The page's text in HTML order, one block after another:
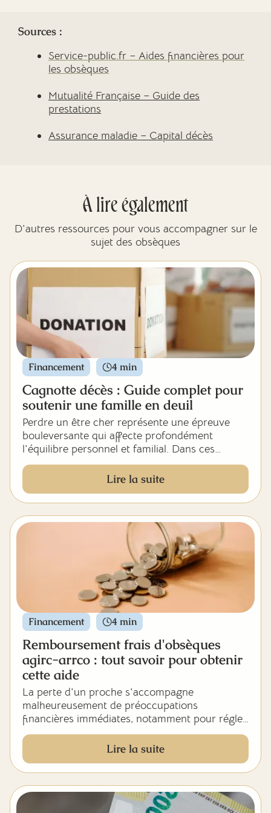
Sources :
Service-public.fr – Aides financières pour
les obsèques
Mutualité Française – Guide des
prestations
Assurance maladie – Capital décès
À lire également
D'autres ressources pour vous accompagner sur le
sujet des obsèques
Financement 4 min
Cagnotte décès : Guide complet pour
soutenir une famille en deuil
Perdre un être cher représente une épreuve
bouleversante qui affecte profondément
l'équilibre personnel et familial. Dans ces
moments difficiles, la cagnotte décès s'est
imposée comme une solution moderne
permettant d'apporter un soutien concret aux
proches endeuillés. Entre volonté de manifester
sa sympathie et interrogations pratiques sur les
usages appropriés, nombreuses sont les
personnes qui s'interrogent sur la meilleure
façon de participer à cette forme de solidarité
contemporaine. Ce guide exhaustif vous
accompagne dans toutes les dimensions de
cette démarche délicate.
Lire la suite
Financement 4 min
Remboursement frais d'obsèques
agirc-arrco : tout savoir pour obtenir
cette aide
La perte d'un proche s'accompagne
malheureusement de préoccupations
financières immédiates, notamment pour régler
les frais funéraires qui représentent une charge
considérable pour les familles endeuillées. Selon
les dernières études, le coût moyen des
obsèques en France oscille entre 3 350 € pour
une inhumation et 3 609 € pour une
crémation, des sommes qui peuvent grimper
Lire la suite